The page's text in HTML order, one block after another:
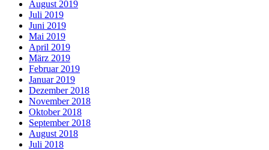
August 2019
Juli 2019
Juni 2019
Mai 2019
April 2019
März 2019
Februar 2019
Januar 2019
Dezember 2018
November 2018
Oktober 2018
September 2018
August 2018
Juli 2018